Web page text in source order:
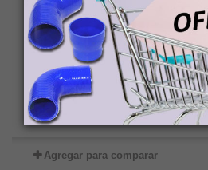
35,00 €
Añadir al carrito
En stock
Agregar para comparar